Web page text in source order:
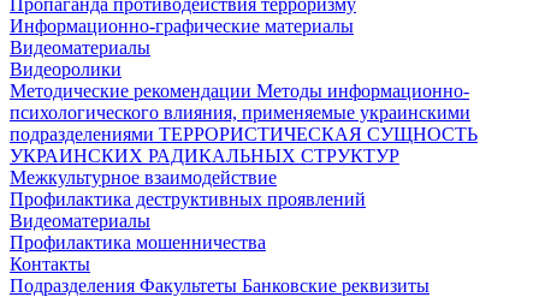
Информационно-графические материалы
Видеоматериалы
Видеоролики
Методические рекомендации Методы информационно-
психологического влияния, применяемые украинскими
подразделениями ТЕРРОРИСТИЧЕСКАЯ СУЩНОСТЬ
УКРАИНСКИХ РАДИКАЛЬНЫХ СТРУКТУР
Межкультурное взаимодействие
Профилактика деструктивных проявлений
Видеоматериалы
Профилактика мошенничества
Контакты
Подразделения Факультеты Банковские реквизиты